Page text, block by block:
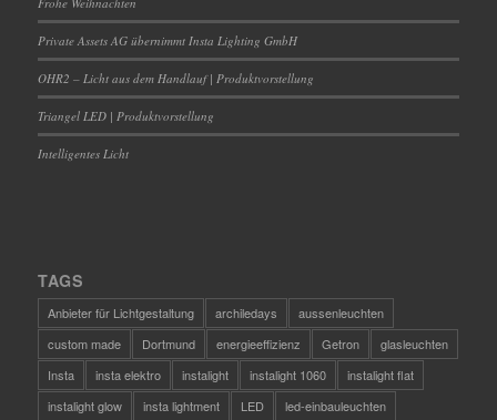
Private Assets AG übernimmt Insta Lighting GmbH
OHR2 – Licht aus dem Handlauf | Produktvorstellung
Triangel LED | Produktvorstellung
Intelligentes Licht
TAGS
Anbieter für Lichtgestaltung archiledays
aussenleuchten
custom made
Dortmund energieeffizienz Getron
glasleuchten
Insta
insta elektro instalight instalight 1060
instalight flat
instalight glow
insta lightment LED led-einbauleuchten